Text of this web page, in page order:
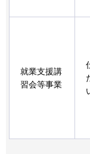
就業支援講
習会等事業